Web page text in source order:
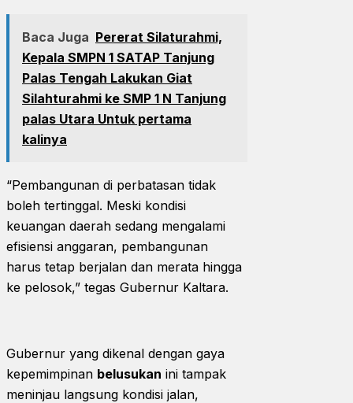
Baca Juga Pererat Silaturahmi,
Kepala SMPN 1 SATAP Tanjung
Palas Tengah Lakukan Giat
Silahturahmi ke SMP 1 N Tanjung
palas Utara Untuk pertama
kalinya
“Pembangunan di perbatasan tidak
boleh tertinggal. Meski kondisi
keuangan daerah sedang mengalami
efisiensi anggaran, pembangunan
harus tetap berjalan dan merata hingga
ke pelosok,” tegas Gubernur Kaltara.
Gubernur yang dikenal dengan gaya
kepemimpinan belusukan ini tampak
meninjau langsung kondisi jalan,